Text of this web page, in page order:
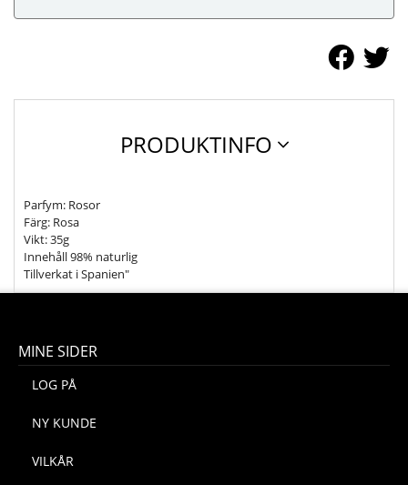
PRODUKTINFO
Parfym: Rosor
Färg: Rosa
Vikt: 35g
Innehåll 98% naturlig
Tillverkat i Spanien"
MINE SIDER
LOG PÅ
NY KUNDE
VILKÅR